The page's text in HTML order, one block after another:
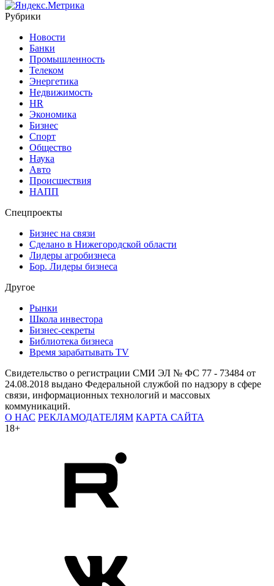
Рубрики
Новости
Банки
Промышленность
Телеком
Энергетика
Недвижимость
HR
Экономика
Бизнес
Спорт
Общество
Наука
Авто
Происшествия
НАПП
Спецпроекты
Бизнес на связи
Сделано в Нижегородской области
Лидеры агробизнеса
Бор. Лидеры бизнеса
Другое
Рынки
Школа инвестора
Бизнес-секреты
Библиотека бизнеса
Время зарабатывать TV
Свидетельство о регистрации СМИ ЭЛ № ФС 77 - 73484 от
24.08.2018 выдано Федеральной службой по надзору в сфере
связи, информационных технологий и массовых
коммуникаций.
О НАС РЕКЛАМОДАТЕЛЯМ КАРТА САЙТА
18+